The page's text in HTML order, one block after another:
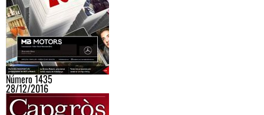
Número 1435
28/12/2016